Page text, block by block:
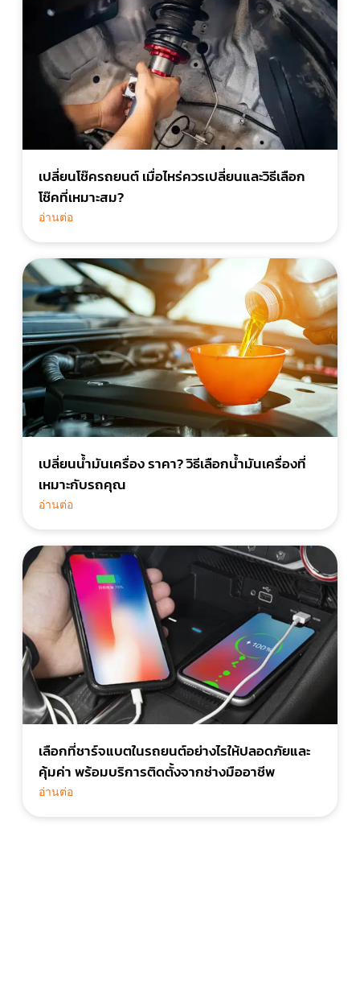
เปลี่ยนโช๊ครถยนต์ เมื่อไหร่ควรเปลี่ยนและวิธีเลือก
โช๊คที่เหมาะสม?
อ่านต่อ
เปลี่ยนน้ํามันเครื่อง ราคา? วิธีเลือกน้ำมันเครื่องที่
เหมาะกับรถคุณ
อ่านต่อ
เลือกที่ชาร์จแบตในรถยนต์อย่างไรให้ปลอดภัยและ
คุ้มค่า พร้อมบริการติดตั้งจากช่างมืออาชีพ
อ่านต่อ